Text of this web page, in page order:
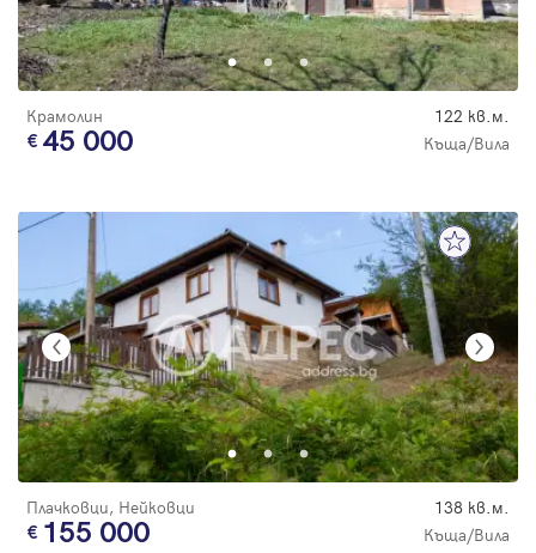
Крамолин 122 кв.м.
45 000 Къща/Вила
Плачковци, Нейковци 138 кв.м.
155 000 Къща/Вила